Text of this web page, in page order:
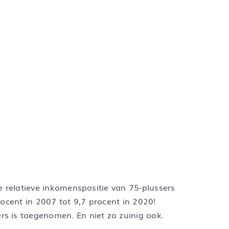
inkomenspositie van 75-plussers
in 2007 tot 9,7 procent in 2020!
is toegenomen. En niet zo zuinig ook.